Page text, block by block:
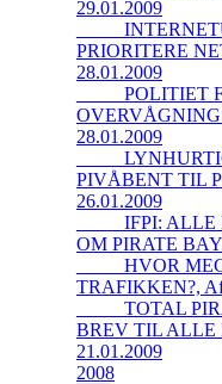
29.01.2009
PRIORITERE
28.01.2009
28.01.2009
PIVÅBENT TIL
26.01.2009
_____IFPI:
OM PIRATE
_____HVOR
TRAFIKKEN?, Af
_____TOTAL
BREV TIL ALLE
21.01.2009
2008